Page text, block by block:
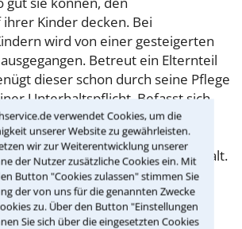
verwendet Cookies, um die
unserer Website zu gewährleisten.
wir zur Weiterentwicklung unserer
der Nutzer zusätzliche Cookies ein. Mit
Button "Cookies zulassen" stimmen Sie
der von uns für die genannten Zwecke
zu. Über den Button "Einstellungen
Sie sich über die eingesetzten Cookies
Kinder decken. Bei
wird von einer gesteigerten
Betreut ein Elternteil
dieser schon durch seine Pflege
Unterhaltspflicht. Befasst sich
- etwa nach einerTrennung
und Erziehung, ist "zahlen"
ein Anspruch auf Barunterhalt.
für Unterhalt?
für den Unterhalt ist die
Das heißt: Geld gibt es nur,